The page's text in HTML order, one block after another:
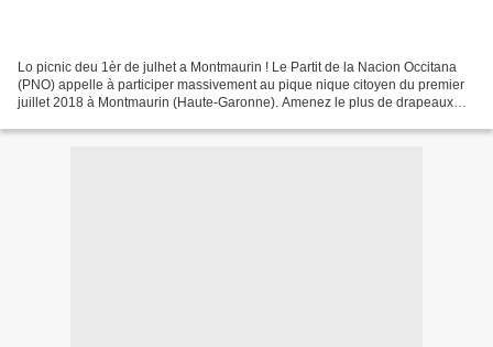
Lo picnic deu 1èr de julhet a Montmaurin ! Le Partit de la Nacion Occitana
(PNO) appelle à participer massivement au pique nique citoyen du premier
juillet 2018 à Montmaurin (Haute-Garonne). Amenez le plus de drapeaux